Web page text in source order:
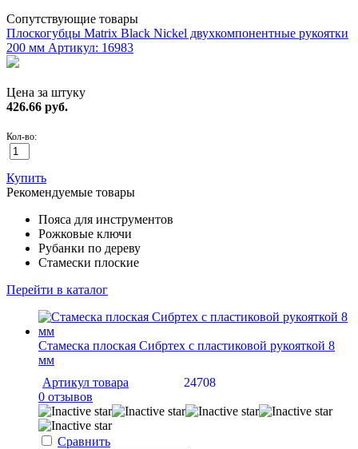
Сопутствующие товары
Плоскогубцы Matrix Black Nickel двухкомпонентные рукоятки
200 мм Артикул: 16983
Цена за штуку
426.66 руб.
Кол-во:
Купить
Рекомендуемые товары
Пояса для инструментов
Рожковые ключи
Рубанки по дереву
Стамески плоские
Перейти в каталог
Стамеска плоская Сибртех с пластиковой рукояткой 8
мм
Артикул товара
24708
0 отзывов
Сравнить